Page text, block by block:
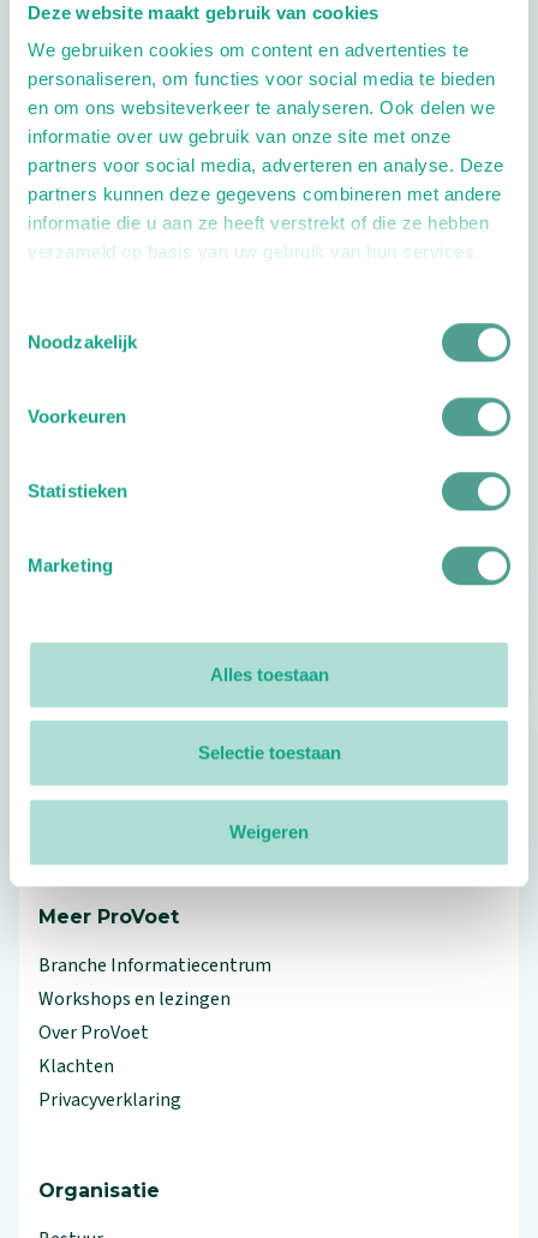
Deze website maakt gebruik van cookies
We gebruiken cookies om content en advertenties te
personaliseren, om functies voor social media te bieden
en om ons websiteverkeer te analyseren. Ook delen we
informatie over uw gebruik van onze site met onze
partners voor social media, adverteren en analyse. Deze
partners kunnen deze gegevens combineren met andere
informatie die u aan ze heeft verstrekt of die ze hebben
verzameld op basis van uw gebruik van hun services.
Noodzakelijk
Voorkeuren
Statistieken
Marketing
Alles toestaan
Selectie toestaan
Weigeren
Extra opties
Openingstijden
DagTijd
Dinsdag
Donderdag
14:00 - 18:00
Plan je route
(Let op uitgaande link)
(Let op uitgaande link)
twitter(Let op uitgaande link)
instagram
Meer ProVoet
Branche Informatiecentrum
Workshops en lezingen
Over ProVoet
Klachten
Privacyverklaring
Organisatie